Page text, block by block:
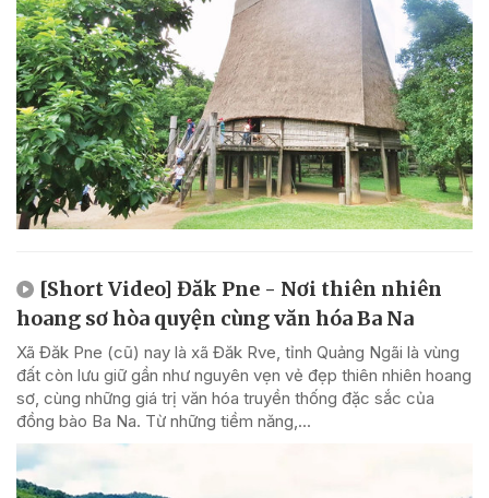
[Short Video] Đăk Pne - Nơi thiên nhiên
hoang sơ hòa quyện cùng văn hóa Ba Na
Xã Đăk Pne (cũ) nay là xã Đăk Rve, tỉnh Quảng Ngãi là vùng
đất còn lưu giữ gần như nguyên vẹn vẻ đẹp thiên nhiên hoang
sơ, cùng những giá trị văn hóa truyền thống đặc sắc của
đồng bào Ba Na. Từ những tiềm năng,...